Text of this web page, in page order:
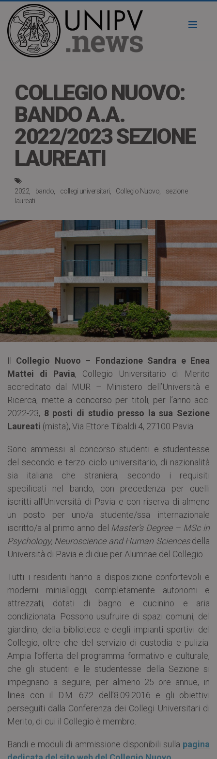
COLLEGIO NUOVO:
BANDO A.A.
2022/2023 SEZIONE
LAUREATI
2022 bando collegi universitari Collegio Nuovo
sezione
laureati
Il Collegio Nuovo – Fondazione Sandra e Enea
Mattei di Pavia, Collegio Universitario di Merito
accreditato dal MUR – Ministero dell’Università e
Ricerca, mette a concorso per titoli, per l’anno acc.
2022-23, 8 posti di studio presso la sua Sezione
Laureati (mista), Via Ettore Tibaldi 4, 27100 Pavia.
Sono ammessi al concorso studenti e studentesse
del secondo e terzo ciclo universitario, di nazionalità
sia italiana che straniera, secondo i requisiti
specificati nel bando, con precedenza per quelli
iscritti all’Università di Pavia e con riserva di almeno
un posto per uno/a studente/ssa internazionale
iscritto/a al primo anno del Master’s Degree – MSc in
Psychology, Neuroscience and Human Sciencesdella
Università di Pavia e di due per Alumnae del Collegio.
Tutti i residenti hanno a disposizione confortevoli e
moderni minialloggi, completamente autonomi e
attrezzati, dotati di bagno e cucinino e aria
condizionata. Possono usufruire di spazi comuni, del
giardino, della biblioteca e degli impianti sportivi del
Collegio, oltre che del servizio di custodia e pulizia.
Ampia l’offerta del programma formativo e culturale,
che gli studenti e le studentesse della Sezione si
impegnano a seguire, per almeno 25 ore annue, in
linea con il D.M. 672 dell’8.09.2016 e gli obiettivi
perseguiti dalla Conferenza dei Collegi Universitari di
Merito, di cui il Collegio è membro.
Bandi e moduli di ammissione disponibili sulla pagina